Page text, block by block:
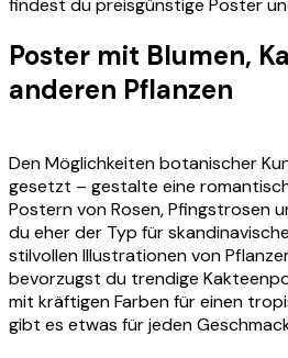
findest du preisgünstige Poster
Poster mit Blumen,
anderen Pflanzen
Den Möglichkeiten botanischer
gesetzt – gestalte eine
Postern von Rosen, Pfingstrosen
du eher der Typ für
stilvollen Illustrationen von
bevorzugst du trendige
mit kräftigen Farben für einen
gibt es etwas für jeden